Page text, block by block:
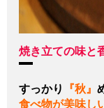
焼き立ての味と
すっかり 『秋』
食べ物が美味し